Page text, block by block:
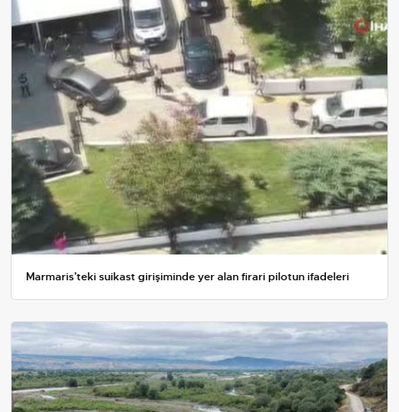
Marmaris’teki suikast girişiminde yer alan firari pilotun ifadeleri